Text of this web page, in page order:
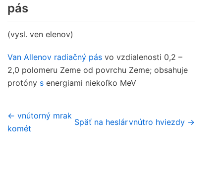
pás
(vysl. ven elenov)
Van Allenov radiačný pás vo vzdialenosti 0,2 –
2,0 polomeru Zeme od povrchu Zeme; obsahuje
protóny s energiami niekoľko MeV
← vnútorný mrak
komét
Späť na heslárvnútro hviezdy →